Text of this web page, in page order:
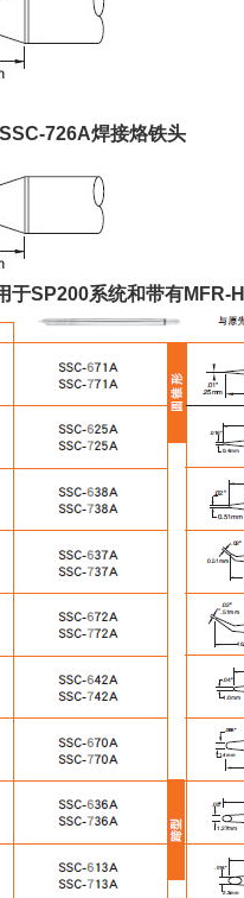
726A焊接烙铁头
于SP200系统和带有MFR-